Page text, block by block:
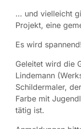
… und vielleicht
Projekt, eine
Es wird
Geleitet wird die
Lindemann
Schildermaler,
Farbe mit
tätig ist.